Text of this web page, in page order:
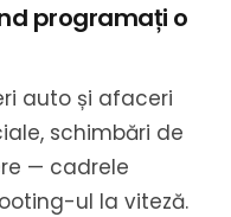
programați o
auto și afaceri
schimbări de
— cadrele
ul la viteză.